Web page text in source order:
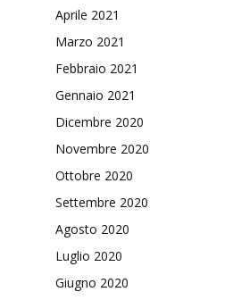
Aprile 2021
Marzo 2021
Febbraio 2021
Gennaio 2021
Dicembre 2020
Novembre 2020
Ottobre 2020
Settembre 2020
Agosto 2020
Luglio 2020
Giugno 2020